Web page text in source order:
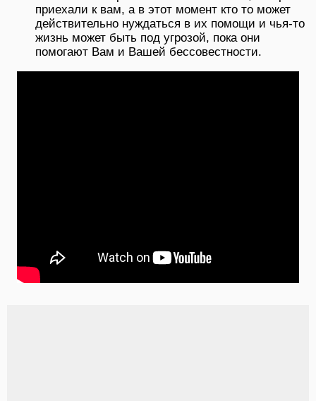
приехали к вам, а в этот момент кто то может
действительно нуждаться в их помощи и чья-то
жизнь может быть под угрозой, пока они
помогают Вам и Вашей бессовестности.